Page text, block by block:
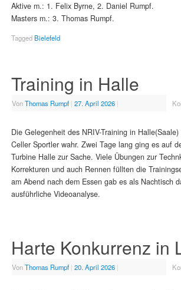
Aktive m.: 1. Felix Byrne, 2. Daniel Rumpf.
Masters m.: 3. Thomas Rumpf.
TaggedBielefeld
Training in Halle
VonThomas Rumpf | 27. April 2026 |
Die Gelegenheit des NRIV-Training in
Celler Sportler wahr. Zwei Tage lang ging es auf
Turbine Halle zur Sache. Viele Übungen zur
Korrekturen und auch Rennen füllten die
am Abend nach dem Essen gab es als Nachtisch
ausführliche Videoanalyse.
Harte Konkurrenz in
VonThomas Rumpf | 20. April 2026 |